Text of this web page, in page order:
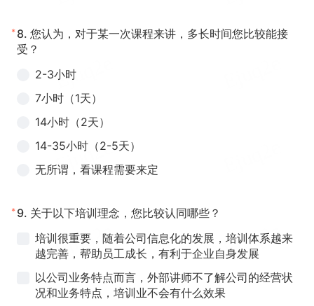
* 8. 您认为，对于某一次课程来讲，多长时间您比较能接
受？
2-3小时
7小时（1天）
14小时（2天）
14-35小时（2-5天）
无所谓，看课程需要来定
* 9. 关于以下培训理念，您比较认同哪些？
培训很重要，随着公司信息化的发展，培训体系越来
越完善，帮助员工成长，有利于企业自身发展
以公司业务特点而言，外部讲师不了解公司的经营状
况和业务特点，培训业不会有什么效果